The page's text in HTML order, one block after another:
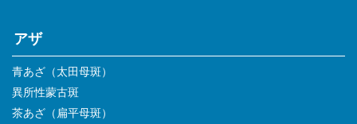
アザ
青あざ（太田母斑）
異所性蒙古斑
茶あざ（扁平母斑）